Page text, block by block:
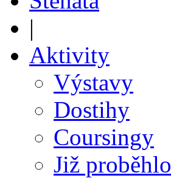
|
Aktivity
Výstavy
Dostihy
Coursingy
Již proběhlo